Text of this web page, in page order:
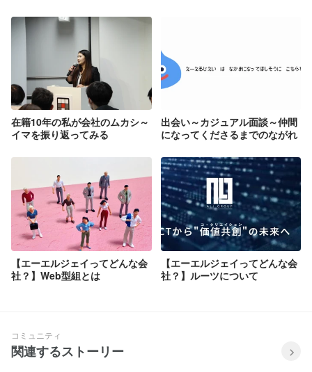
在籍10年の私が会社のムカシ～
イマを振り返ってみる
出会い～カジュアル面談～仲間
になってくださるまでのながれ
【エーエルジェイってどんな会
社？】Web型組とは
【エーエルジェイってどんな会
社？】ルーツについて
コミュニティ
関連するストーリー